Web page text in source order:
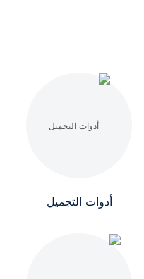
أدوات التجميل